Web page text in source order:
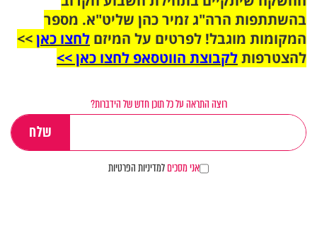
בהשתתפות הרה"ג זמיר כהן שליט"א. מספר
המקומות מוגבל! לפרטים על המיזם לחצו כאן>>
להצטרפותלקבוצת הווטסאפ לחצו כאן >>
רוצה התראה על כל תוכן חדש של הידברות?
אני מסכיםלמדיניות הפרטיות